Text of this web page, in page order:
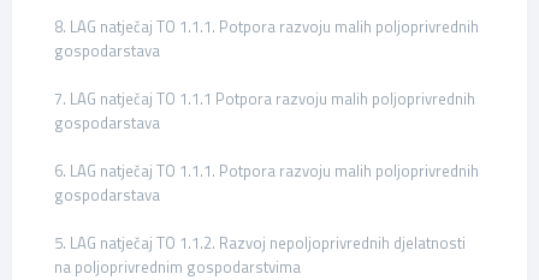
8. LAG natječaj TO 1.1.1. Potpora razvoju malih poljoprivrednih
gospodarstava
7. LAG natječaj TO 1.1.1 Potpora razvoju malih poljoprivrednih
gospodarstava
6. LAG natječaj TO 1.1.1. Potpora razvoju malih poljoprivrednih
gospodarstava
5. LAG natječaj TO 1.1.2. Razvoj nepoljoprivrednih djelatnosti
na poljoprivrednim gospodarstvima